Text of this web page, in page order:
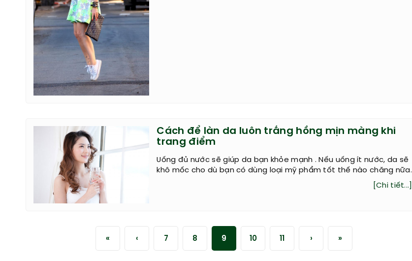
Cách để làn da luôn trắng hồng mịn màng khi
trang điểm
Uống đủ nước sẽ giúp da bạn khỏe mạnh . Nếu uống ít nước, da sẽ
khô mốc cho dù bạn có dùng loại mỹ phẩm tốt thế nào chăng nữa.
[Chi tiết...]
« ‹ 7 8 9 10 11 › »